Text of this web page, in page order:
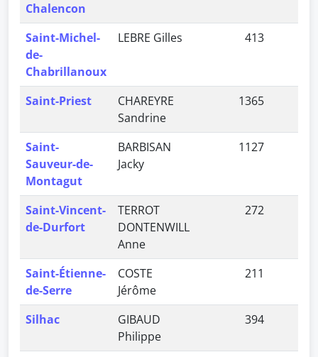
Chalencon
Saint-Michel-
de-
Chabrillanoux
LEBRE Gilles 413
Saint-Priest
CHAREYRE
Sandrine
1365
Saint-
Sauveur-de-
Montagut
BARBISAN
Jacky
1127
Saint-Vincent-
de-Durfort
TERROT
DONTENWILL
Anne
272
Saint-Étienne-
de-Serre
COSTE
Jérôme
211
Silhac
GIBAUD
Philippe
394